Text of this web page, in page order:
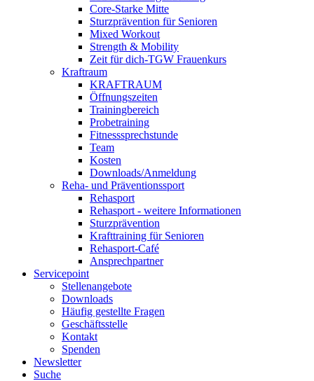
Core-Starke Mitte
Sturzprävention für Senioren
Mixed Workout
Strength & Mobility
Zeit für dich-TGW Frauenkurs
Kraftraum
KRAFTRAUM
Öffnungszeiten
Trainingbereich
Probetraining
Fitnesssprechstunde
Team
Kosten
Downloads/Anmeldung
Reha- und Präventionssport
Rehasport
Rehasport - weitere Informationen
Sturzprävention
Krafttraining für Senioren
Rehasport-Café
Ansprechpartner
Servicepoint
Stellenangebote
Downloads
Häufig gestellte Fragen
Geschäftsstelle
Kontakt
Spenden
Newsletter
Suche